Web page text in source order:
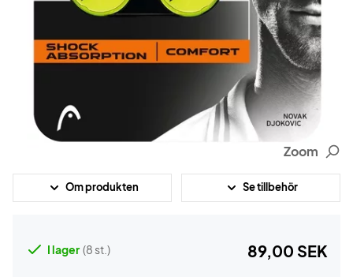
Zoom
Om produkten Se tillbehör
I lager (8 st.) 89,00 SEK